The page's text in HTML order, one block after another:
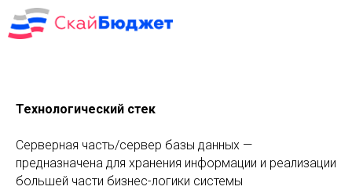
Технологический стек
Серверная часть/сервер базы данных —
предназначена для хранения информации и реализации
большей части бизнес-логики системы